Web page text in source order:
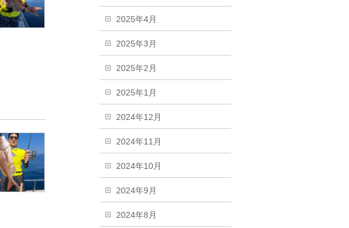
2025年4月
2025年3月
2025年2月
2025年1月
2024年12月
2024年11月
2024年10月
2024年9月
2024年8月